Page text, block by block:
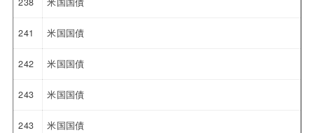
241 米国国債
242 米国国債
243 米国国債
243 米国国債